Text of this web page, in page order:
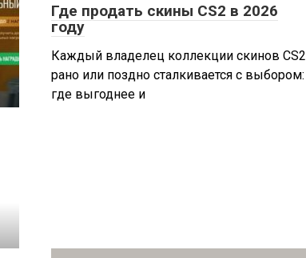
Где продать скины CS2 в 2026
году
Каждый владелец коллекции скинов CS2
рано или поздно сталкивается с выбором:
где выгоднее и